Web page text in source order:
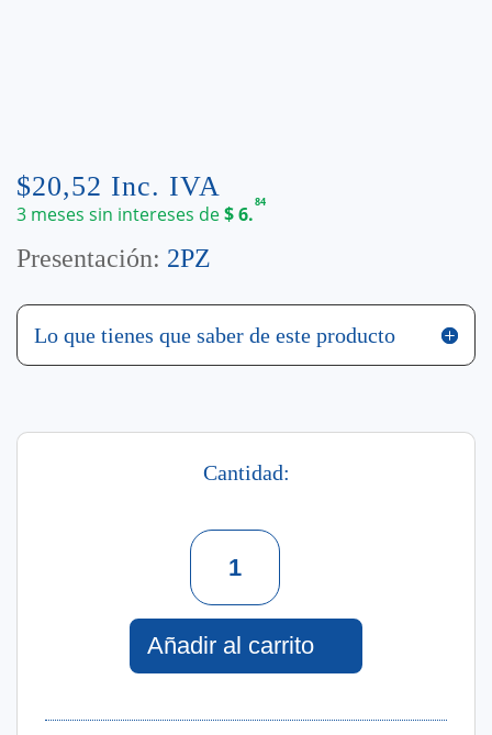
$20,52 Inc. IVA
3 meses sin intereses de$6.84
Presentación: 2PZ
Lo que tienes que saber de este producto
Cantidad:
Set
1
Perfume
+
Añadir al carrito